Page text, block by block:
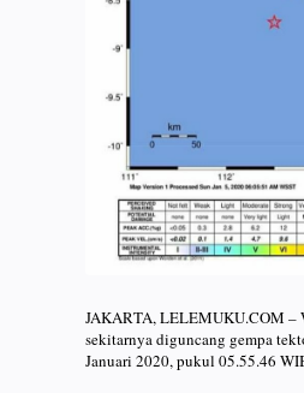
JAKARTA, LELEMUKU.COM –
sekitarnya diguncang gempa
Januari 2020, pukul 05.55.46